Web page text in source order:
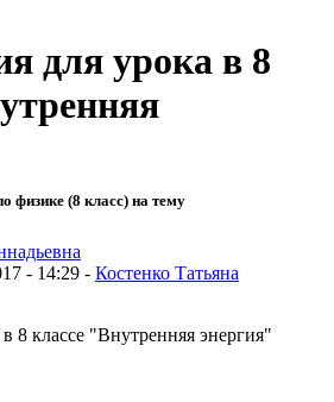
для урока в 8
физике (8 класс) на тему
- 14:29 - Костенко Татьяна
8 классе "Внутренняя энергия"